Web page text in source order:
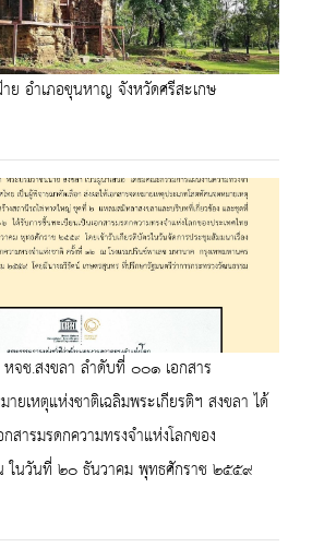
ย อำเภอขุนหาญ จังหวัดศรีสะเกษ
หจช.สงขลา ลำดับที่ ๐๐๑ เอกสาร
ยเหตุแห่งชาติเฉลิมพระเกียรติฯ สงขลา ได้
สารมรดกความทรงจำแห่งโลกของ
ในวันที่ ๒๐ ธันวาคม พุทธศักราช ๒๕๕๙